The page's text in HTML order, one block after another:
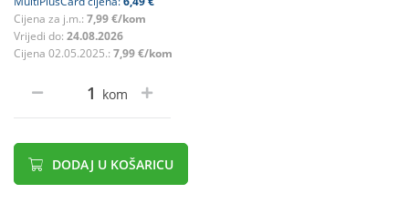
Cijena za j.m.: 7,99 €/kom
Vrijedi do: 24.08.2026
Cijena 02.05.2025.: 7,99 €/kom
kom
DODAJ U KOŠARICU